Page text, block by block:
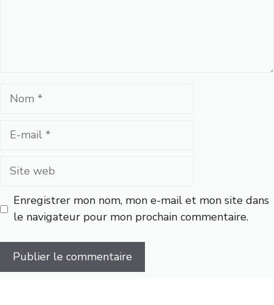
Nom
Site
Enregistrer mon nom, mon e-mail et mon site dans
le navigateur pour mon prochain commentaire.